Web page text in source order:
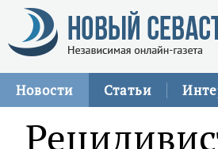
Новости Статьи